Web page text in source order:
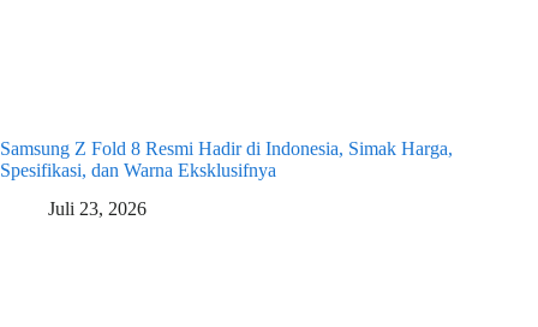
Samsung Z Fold 8 Resmi Hadir di Indonesia, Simak Harga,
Spesifikasi, dan Warna Eksklusifnya
Juli 23, 2026